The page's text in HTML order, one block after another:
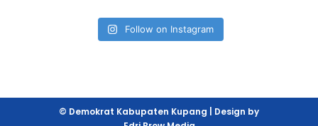
Follow on Instagram
© Demokrat Kabupaten Kupang | Design by